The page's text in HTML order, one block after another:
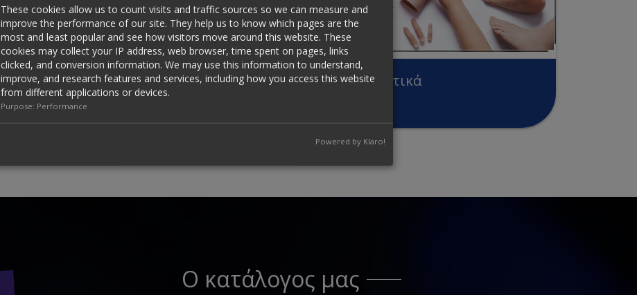
Αρθρώσεις ποδοκνημικής-
πέλματα
Διακοσμητικά
Ο κατάλογος μας
These cookies allow us to count visits and traffic sources so we can measure and
improve the performance of our site. They help us to know which pages are the
most and least popular and see how visitors move around this website. These
cookies may collect your IP address, web browser, time spent on pages, links
clicked, and conversion information. We may use this information to understand,
improve, and research features and services, including how you access this website
from different applications or devices.
Purpose: Performance
Powered by Klaro!